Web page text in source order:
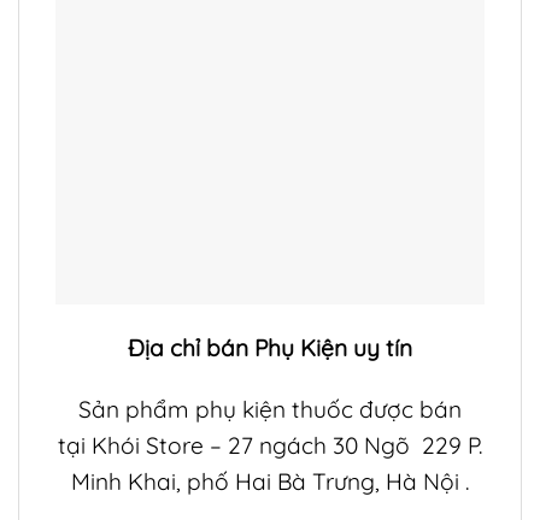
Địa chỉ bán Phụ Kiện uy tín
Sản phẩm phụ kiện thuốc được bán
tại Khói Store – 27 ngách 30 Ngõ 229 P.
Minh Khai, phố Hai Bà Trưng, Hà Nội .